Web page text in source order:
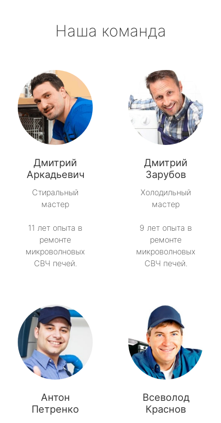
Наша команда
Дмитрий
Аркадьевич
Стиральный
мастер
11 лет опыта в
ремонте
микроволновых
СВЧ печей.
Дмитрий
Зарубов
Холодильный
мастер
9 лет опыта в
ремонте
микроволновых
СВЧ печей.
Антон
Петренко
Всеволод
Краснов